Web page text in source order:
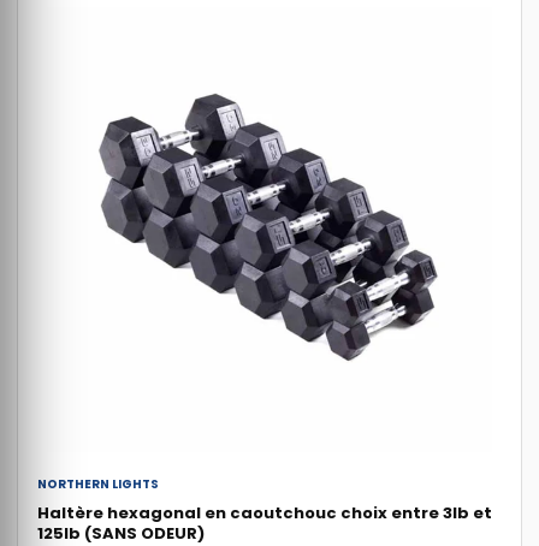
NORTHERN LIGHTS
Haltère hexagonal en caoutchouc choix entre 3lb et
125lb (SANS ODEUR)